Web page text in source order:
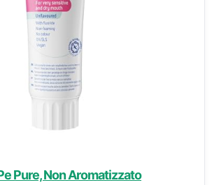
Pure, Non Aromatizzato